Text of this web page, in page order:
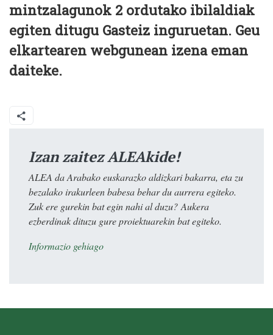
mintzalagunok 2 ordutako ibilaldiak
egiten ditugu Gasteiz inguruetan. Geu
elkartearen webgunean izena eman
daiteke.
Izan zaitez ALEAkide!
ALEA da Arabako euskarazko aldizkari bakarra, eta zu
bezalako irakurleen babesa behar du aurrera egiteko.
Zuk ere gurekin bat egin nahi al duzu? Aukera
ezberdinak dituzu gure proiektuarekin bat egiteko.
Informazio gehiago